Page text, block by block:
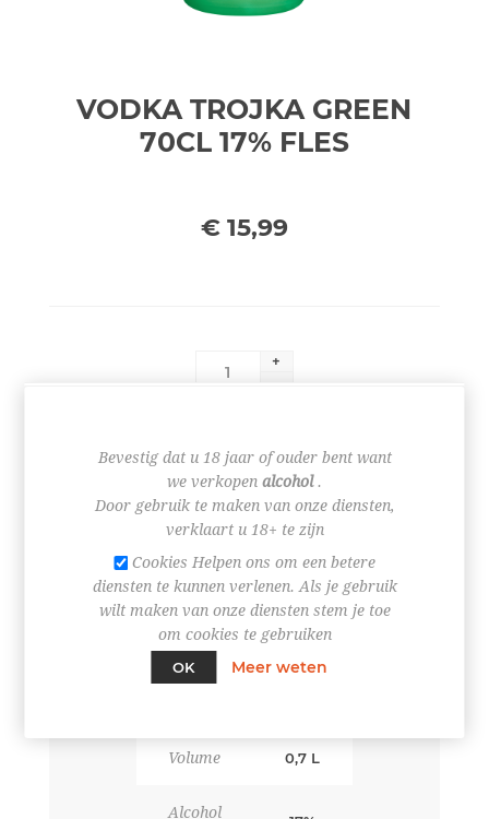
VODKA TROJKA GREEN
70CL 17% FLES
€ 15,99
+
SPECIFICATIES
Volume 0,7 L
Alcohol
Bevestig dat u 18 jaar of ouder bent want
we verkopen alcohol.
Door gebruik te maken van onze diensten,
verklaart u 18+ te zijn
Cookies Helpen ons om een betere
diensten te kunnen verlenen. Als je gebruik
wilt maken van onze diensten stem je toe
om cookies te gebruiken
OK
Meer weten